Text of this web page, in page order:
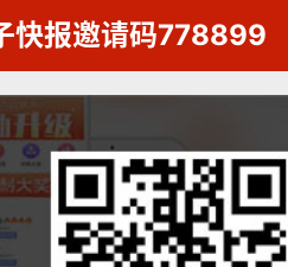
快报邀请码778899